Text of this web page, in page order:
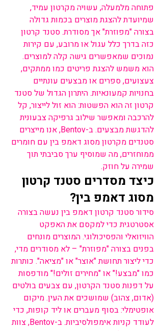
פתוחה מלמעלה, עשויה מקרטון עמיד,
שמיועדת להצגת מוצרים בכמות גדולה
בצורה "מפוזרת" אך מסודרת. סטנד קרטון
כזה בדרך כלל עגול או מרובע, עם קירות
נמוכים שמאפשרים גישה קלה למוצרים.
הוא משמש להצגת פריטים כמו ממתקים,
צעצועים, ספרים או מבצעים עונתיים
בחנויות קמעונאיות. היתרון הגדול של סטנד
קרטון זה הוא הפשטות: הוא זול לייצור, קל
להרכבה ומאפשר שילוב גרפיקה צבעונית
להדגשת מבצעים. ב-Bentov, אנו מייצרים
סטנדים מקרטון מסוג דאמפ בין עם חומרים
ממוחזרים, מה שמוסיף ערך סביבתי תוך
שמירה על חוזק.
כיצד מסדרים סטנד קרטון
מסוג דאמפ בין?
סידור סטנד קרטון דאמפ בין נעשה בצורה
אסטרטגית כדי למקסם את האפקט
הוויזואלי והפסיכולוגי. המוצרים מונחים
בפנים בצורה "מפוזרת" – לא מסודרים מדי,
כדי ליצור תחושת "אוצר" או "מציאה". כותרות
כמו "מבצע!" או "מחירים זולים!" מודפסות
על דפנות סטנד הקרטון, עם צבעים בולטים
(אדום, צהוב) שמושכים את העין. מיקום
אופטימלי: בסוף מעברים או ליד קופות, כדי
לעודד קניות אימפולסיביות. ב-Bentov, צוות